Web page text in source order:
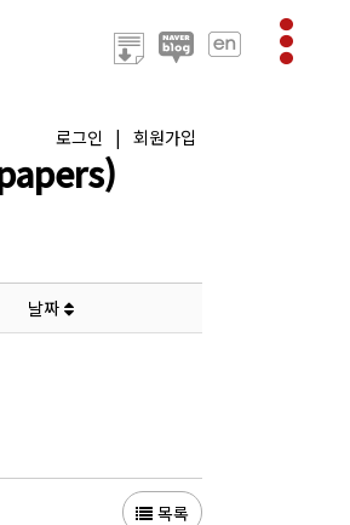
로그인 | 회원가입
날짜
목록